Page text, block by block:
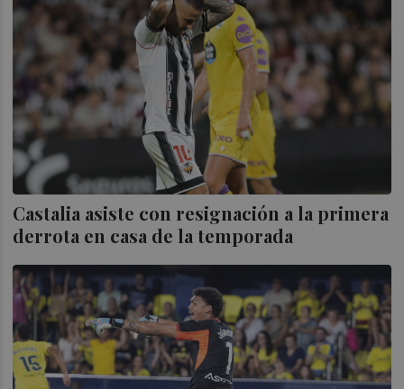
Castalia asiste con resignación a la primera
derrota en casa de la temporada